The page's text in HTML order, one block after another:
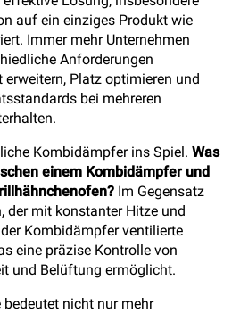
auf ein einziges Produkt wie
Immer mehr Unternehmen
Anforderungen
Platz optimieren und
bei mehreren
Kombidämpfer ins Spiel. Was
einem Kombidämpfer und
Im Gegensatz
der mit konstanter Hitze und
Kombidämpfer ventilierte
eine präzise Kontrolle von
und Belüftung ermöglicht.
nicht nur mehr